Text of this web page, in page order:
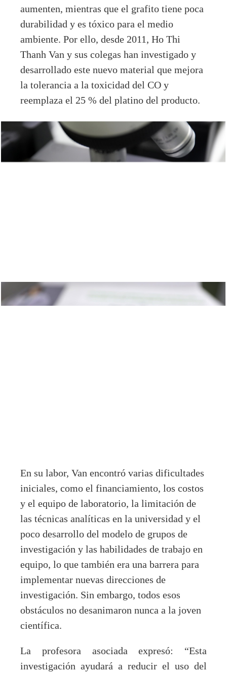
aumenten, mientras que el grafito tiene poca
durabilidad y es tóxico para el medio
ambiente. Por ello, desde 2011, Ho Thi
Thanh Van y sus colegas han investigado y
desarrollado este nuevo material que mejora
la tolerancia a la toxicidad del CO y
reemplaza el 25 % del platino del producto.
En su labor, Van encontró varias dificultades
iniciales, como el financiamiento, los costos
y el equipo de laboratorio, la limitación de
las técnicas analíticas en la universidad y el
poco desarrollo del modelo de grupos de
investigación y las habilidades de trabajo en
equipo, lo que también era una barrera para
implementar nuevas direcciones de
investigación. Sin embargo, todos esos
obstáculos no desanimaron nunca a la joven
científica.
La profesora asociada expresó: “Esta
investigación ayudará a reducir el uso del